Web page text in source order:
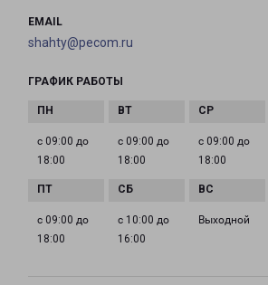
EMAIL
shahty@pecom.ru
ГРАФИК РАБОТЫ
с 09:00 до
18:00
с 09:00 до
18:00
с 09:00 до
18:00
с 09:00 до
18:00
с 10:00 до
16:00
Выходной